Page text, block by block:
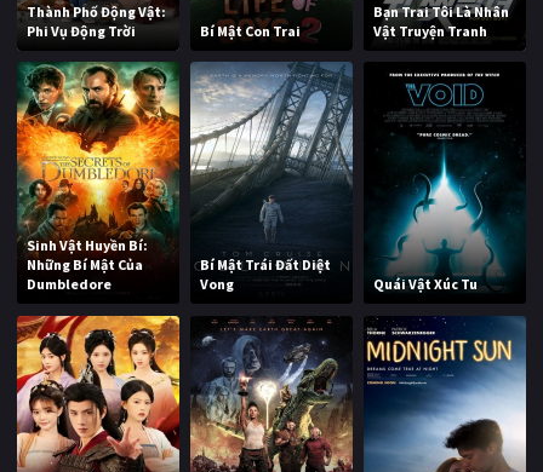
Thành Phố Động Vật:
Phi Vụ Động Trời
Bí Mật Con Trai
Bạn Trai Tôi Là Nhân
Vật Truyện Tranh
Sinh Vật Huyền Bí:
Những Bí Mật Của
Dumbledore
Bí Mật Trái Đất Diệt
Vong
Quái Vật Xúc Tu